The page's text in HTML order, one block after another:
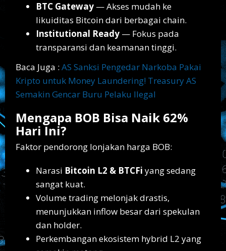
BTC Gateway — Akses mudah ke
likuiditas Bitcoin dari berbagai chain.
Institutional Ready — Fokus pada
transparansi dan keamanan tinggi.
Baca Juga : AS Sanksi Pengedar Narkoba Pakai
Kripto untuk Money Laundering! Treasury AS
Semakin Gencar Buru Pelaku Ilegal
Mengapa BOB Bisa Naik 62%
Hari Ini?
Faktor pendorong lonjakan harga BOB:
Narasi Bitcoin L2 & BTCFi yang sedang
sangat kuat.
Volume trading melonjak drastis,
menunjukkan inflow besar dari spekulan
dan holder.
Perkembangan ekosistem hybrid L2 yang